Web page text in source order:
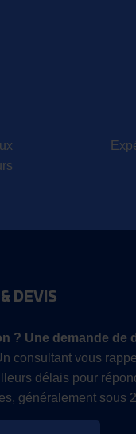
DEVIS
? Une demande de
consultant vous
délais pour
généralement sous